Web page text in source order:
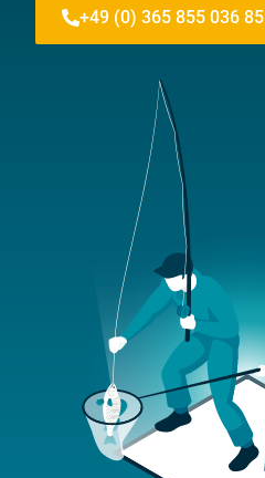
+49 (0) 365 855 036 85